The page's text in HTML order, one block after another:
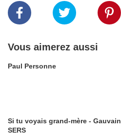
Vous aimerez aussi
Paul Personne
Si tu voyais grand-mère - Gauvain
SERS